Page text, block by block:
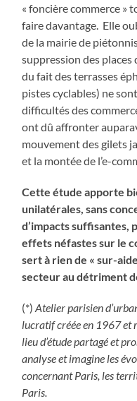
« foncière commerce »
faire davantage. Elle
de la mairie de
suppression des
du fait des terrasses
pistes cyclables) ne
difficultés des
ont dû affronter
mouvement des gilets
et la montée de l’e-
Cette étude apporte
unilatérales, sans
d’impacts suffisantes,
effets néfastes sur le
sert à rien de « sur-
secteur au détriment
(*)Atelier parisien
lucratif créée en 1967 et
lieu d’étude partagé et
analyse et imagine les
concernant Paris, les
Paris.